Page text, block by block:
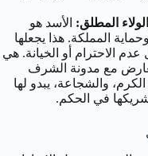
الأسد هو
المملكة. هذا يجعلها
الاحترام أو الخيانة. هي
تتعارض مع مدونة الشرف
والشجاعة، يبدو لها
في الحكم.